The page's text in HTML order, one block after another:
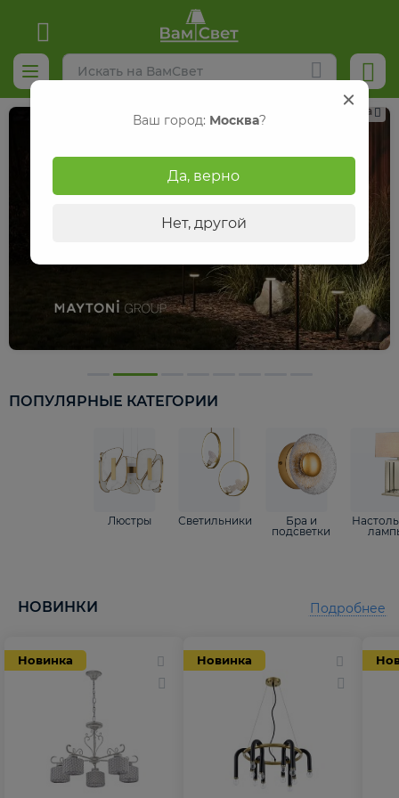
Реклама
ПОПУЛЯРНЫЕ КАТЕГОРИИ
Люстры Светильники
Бра и
подсветки
НОВИНКИ
Новинка Новинка
Подробнее
Ваш город: Москва?
Да, верно
Нет, другой